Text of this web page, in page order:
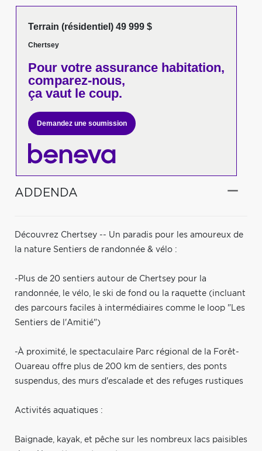
Terrain (résidentiel) 49 999 $
Chertsey
Pour votreassurance habitation,
comparez-nous,
ça vaut le coup.
Demandez une soumission
ADDENDA
Découvrez Chertsey -- Un paradis pour les amoureux de
la nature Sentiers de randonnée & vélo :
-Plus de 20 sentiers autour de Chertsey pour la
randonnée, le vélo, le ski de fond ou la raquette (incluant
des parcours faciles à intermédiaires comme le loop "Les
Sentiers de l'Amitié")
-À proximité, le spectaculaire Parc régional de la Forêt-
Ouareau offre plus de 200 km de sentiers, des ponts
suspendus, des murs d'escalade et des refuges rustiques
Activités aquatiques :
Baignade, kayak, et pêche sur les nombreux lacs paisibles